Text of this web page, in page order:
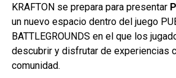
RELATED TOPICS: DESCUENTOS
STEAM
XBOX
UP NEXT
Juega Xbox sin consola: la
TVs LG
Esta historia surge de la aclamada
realizada por Johnson y Nic Klein, en
entidad maligna conocida como “The
Primigenio) ha tomado el control del
existe.
KRAFTON se prepara para presentar
un nuevo espacio dentro del juego
BATTLEGROUNDS en el que los
descubrir y disfrutar de experiencias
comunidad.